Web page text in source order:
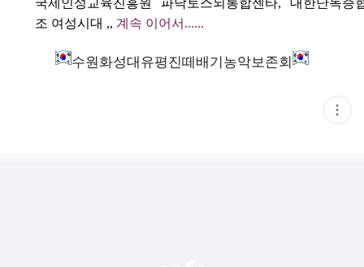
국제인성교육진흥원 파낙토스뇌통합센타, 대한난독증
조 여성시대 ,, 계속 이어서......
수원화성대유평진떼배기농악보존회
현
재